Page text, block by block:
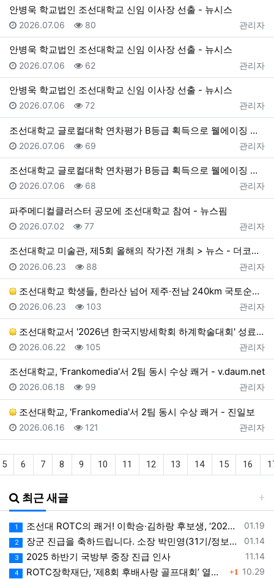
안병욱 학교법인 조선대학교 신임 이사장 선출 - 뉴시스
등록자
관리자
등록일
2026.07.06 조회
80
안병욱 학교법인 조선대학교 신임 이사장 선출 - 뉴시스
등록자
관리자
등록일
2026.07.06 조회
62
안병욱 학교법인 조선대학교 신임 이사장 선출 - 뉴시스
등록자
관리자
등록일
2026.07.06 조회
72
조선대학교 글로컬대학 연차평가 B등급 획득으로 웰에이징 특성화 기반 마련 > 뉴스 - 더코리아
등록자
관리자
등록일
2026.07.06 조회
69
조선대학교 글로컬대학 연차평가 B등급 획득으로 웰에이징 특성화 기반 마련 > 뉴스 - 더코리아
등록자
관리자
등록일
2026.07.06 조회
68
파주메디컬클러스터 공모에 조선대학교 참여 - 뉴스핌
등록자
관리자
등록일
2026.07.02 조회
77
조선대학교 미술관, 제5회 올해의 작가전 개최 > 뉴스 - 더코리아
등록자
관리자
등록일
2026.06.23 조회
88
조선대학교 학생들, 한라산 넘어 제주·전남 240km 국토순례 대장정 돌입 > 뉴스 - 더코리아
등록자
관리자
등록일
2026.06.23 조회
103
조선대학교서 '2026년 한국지방세학회 하계학술대회' 성료 - 베리타스알파
등록자
관리자
등록일
2026.06.22 조회
105
조선대학교, 'Frankomedia'서 2팀 동시 수상 쾌거 - v.daum.net
등록자
관리자
등록일
2026.06.18 조회
99
조선대학교, 'Frankomedia'서 2팀 동시 수상 쾌거 - 진일보
등록자
관리자
등록일
2026.06.16 조회
121
5 6 7 8 9 10 11 12 13 14 15 16
최근 새글
등록일
01.19
1 조선대 ROTC의 쾌거! 이학승·김하랑 후보생, ‘2026 美 대학 특별리더십 연수’ 선발
등록일
01.14
2 장군 진급을 축하드립니다. 소장 박민영(31기/정보), 준장 서필석(34기/공병).황주봉(36기/보병).김희찬(36기/기갑)
등록일
11.14
3 2025 하반기 국방부 중장 진급 인사
등록일
10.29
4 ROTC장학재단, ‘제8회 후배사랑 골프대회’ 열어.. 장학기금 3억 7,620만원 조성 댓글
1